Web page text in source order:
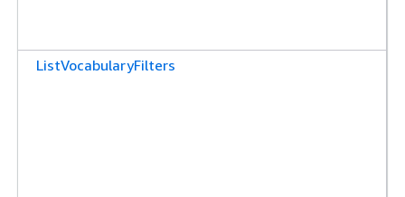
ListVocabularyFilters